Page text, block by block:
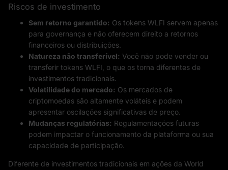
Riscos de investimento
Sem retorno garantido: Os tokens WLFI servem apenas
para governança e não oferecem direito a retornos
financeiros ou distribuições.
Natureza não transferível: Você não pode vender ou
transferir tokens WLFI, o que os torna diferentes de
investimentos tradicionais.
Volatilidade do mercado: Os mercados de
criptomoedas são altamente voláteis e podem
apresentar oscilações significativas de preço.
Mudanças regulatórias: Regulamentações futuras
podem impactar o funcionamento da plataforma ou sua
capacidade de participação.
Diferente de investimentos tradicionais em ações da World